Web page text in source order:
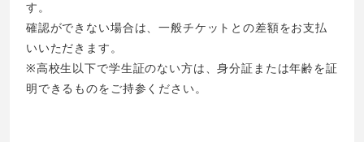
す。
確認ができない場合は、一般チケットとの差額をお支払
いいただきます。
※高校生以下で学生証のない方は、身分証または年齢を証
明できるものをご持参ください。